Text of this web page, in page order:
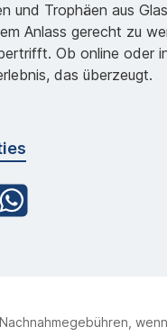
Trophäen aus
Anlass gerecht zu
Ob online oder
das überzeugt.